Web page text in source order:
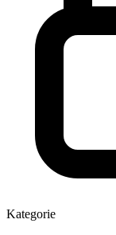
Kategorie